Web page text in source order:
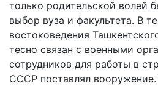
только родительской волей
выбор вуза и факультета. В
востоковедения
тесно связан с военными
сотрудников для работы в
СССР поставлял вооружение.